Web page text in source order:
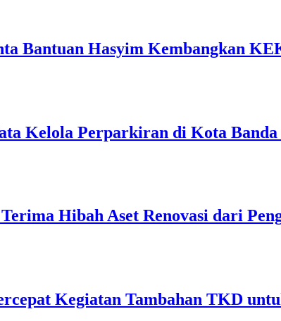
Bantuan Hasyim Kembangkan
Kelola Perparkiran di Kota Banda
Hibah Aset Renovasi dari
Kegiatan Tambahan TKD